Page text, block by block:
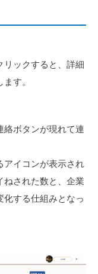
リックすると、詳細
す。
絡ボタンが現れて連
アイコンが表示され
ねされた数と、企業
する仕組みとなっ